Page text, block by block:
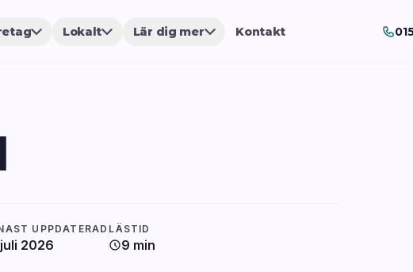
Lokalt Lär dig mer Kontakt
UPPDATERAD
juli 2026
LÄSTID
9 min